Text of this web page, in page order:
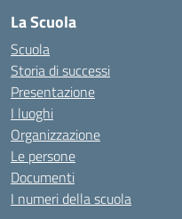
La Scuola
Scuola
Storia di successi
Presentazione
I luoghi
Organizzazione
Le persone
Documenti
I numeri della scuola